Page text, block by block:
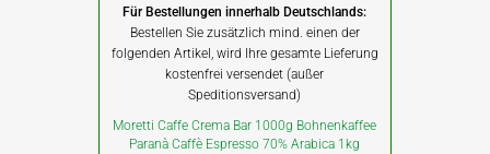
Für Bestellungen innerhalb Deutschlands:
Bestellen Sie zusätzlich mind. einen der
folgenden Artikel, wird Ihre gesamte Lieferung
kostenfrei versendet (außer
Speditionsversand)
Moretti Caffe Crema Bar 1000g Bohnenkaffee
Paranà Caffè Espresso 70% Arabica 1kg